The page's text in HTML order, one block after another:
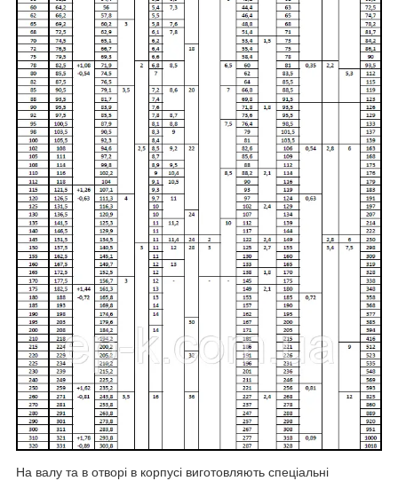
На валу та в отворі в корпусі виготовляють спеціальні